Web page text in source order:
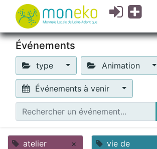
Événements
type Animation
Événements à venir
atelier
×
vie de